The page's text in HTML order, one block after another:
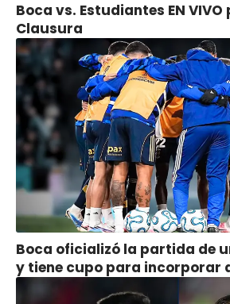
Boca vs. Estudiantes EN VIVO
Clausura
Boca oficializó la partida de
y tiene cupo para incorporar